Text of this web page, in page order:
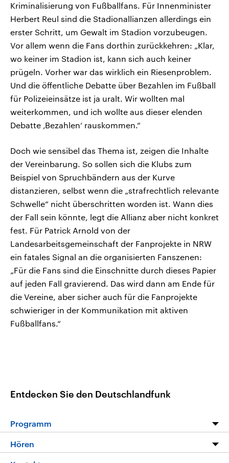
Kriminalisierung von Fußballfans. Für Innenminister
Herbert Reul sind die Stadionallianzen allerdings ein
erster Schritt, um Gewalt im Stadion vorzubeugen.
Vor allem wenn die Fans dorthin zurückkehren: „Klar,
wo keiner im Stadion ist, kann sich auch keiner
prügeln. Vorher war das wirklich ein Riesenproblem.
Und die öffentliche Debatte über Bezahlen im Fußball
für Polizeieinsätze ist ja uralt. Wir wollten mal
weiterkommen, und ich wollte aus dieser elenden
Debatte ‚Bezahlen‘ rauskommen.“
Doch wie sensibel das Thema ist, zeigen die Inhalte
der Vereinbarung. So sollen sich die Klubs zum
Beispiel von Spruchbändern aus der Kurve
distanzieren, selbst wenn die „strafrechtlich relevante
Schwelle“ nicht überschritten worden ist. Wann dies
der Fall sein könnte, legt die Allianz aber nicht konkret
fest. Für Patrick Arnold von der
Landesarbeitsgemeinschaft der Fanprojekte in NRW
ein fatales Signal an die organisierten Fanszenen:
„Für die Fans sind die Einschnitte durch dieses Papier
auf jeden Fall gravierend. Das wird dann am Ende für
die Vereine, aber sicher auch für die Fanprojekte
schwieriger in der Kommunikation mit aktiven
Fußballfans.“
Entdecken Sie den Deutschlandfunk
Programm
Programm
Hören